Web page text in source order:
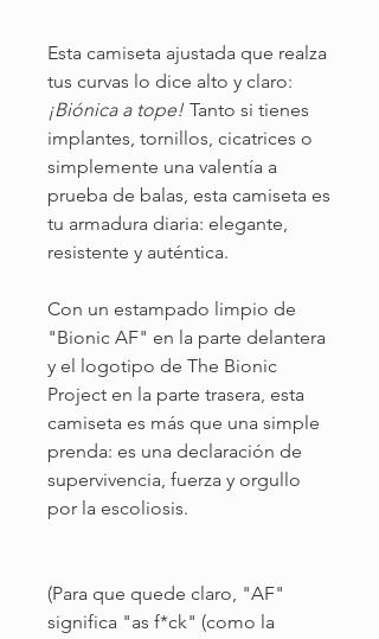
Esta camiseta ajustada que realza
tus curvas lo dice alto y claro:
¡Biónica a tope! Tanto si tienes
implantes, tornillos, cicatrices o
simplemente una valentía a
prueba de balas, esta camiseta es
tu armadura diaria: elegante,
resistente y auténtica.
Con un estampado limpio de
"Bionic AF" en la parte delantera
y el logotipo de The Bionic
Project en la parte trasera, esta
camiseta es más que una simple
prenda: es una declaración de
supervivencia, fuerza y orgullo
por la escoliosis.
(Para que quede claro, "AF"
significa "as f*ck" (como la